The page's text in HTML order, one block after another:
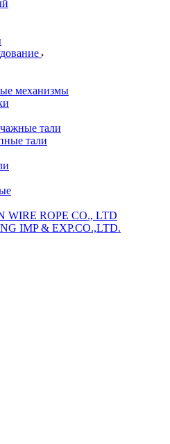
механизмы
тали
тали
WIRE ROPE CO., LTD
IMP & EXP.CO.,LTD.